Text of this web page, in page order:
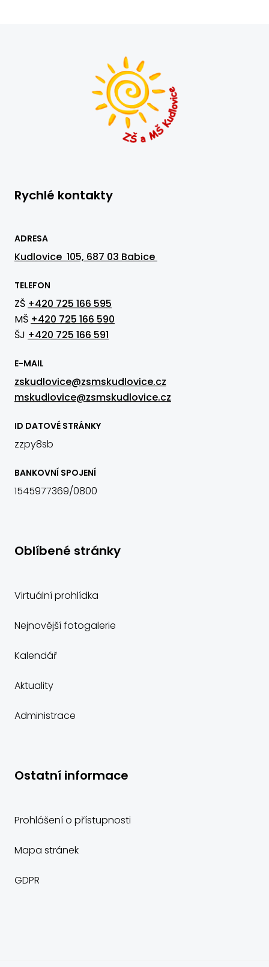
Rychlé kontakty
ADRESA
Kudlovice 105, 687 03 Babice
TELEFON
ZŠ +420 725 166 595
MŠ +420 725 166 590
ŠJ +420 725 166 591
E-MAIL
zskudlovice@zsmskudlovice.cz
mskudlovice@zsmskudlovice.cz
ID DATOVÉ STRÁNKY
zzpy8sb
BANKOVNÍ SPOJENÍ
1545977369/0800
Oblíbené stránky
Virtuální prohlídka
Nejnovější fotogalerie
Kalendář
Aktuality
Administrace
Ostatní informace
Prohlášení o přístupnosti
Mapa stránek
GDPR